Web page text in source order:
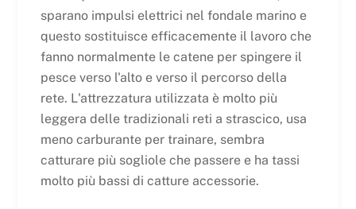
sparano impulsi elettrici nel fondale marino e
questo sostituisce efficacemente il lavoro che
fanno normalmente le catene per spingere il
pesce verso l'alto e verso il percorso della
rete. L'attrezzatura utilizzata è molto più
leggera delle tradizionali reti a strascico, usa
meno carburante per trainare, sembra
catturare più sogliole che passere e ha tassi
molto più bassi di catture accessorie.